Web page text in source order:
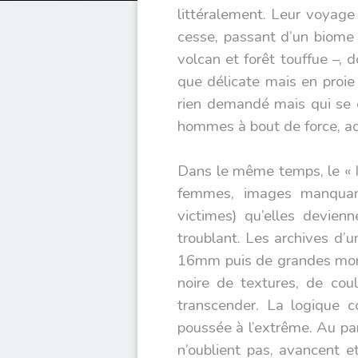
littéralement. Leur
cesse, passant d’un
volcan et forêt touffue –,
que délicate mais en
rien demandé mais qui
hommes à bout de force,
Dans le même temps, le
femmes, images
victimes) qu’elles
troublant. Les archives
16mm puis de grandes
noire de textures, de
transcender. La logique
poussée à l’extrême. Au
n’oublient pas, avancent